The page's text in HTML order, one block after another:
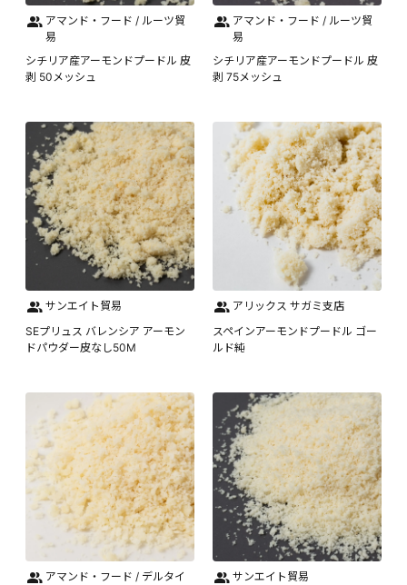
アマンド・フード / ルーツ貿
易
シチリア産アーモンドプードル 皮
剥 50メッシュ
アマンド・フード / ルーツ貿
易
シチリア産アーモンドプードル 皮
剥 75メッシュ
サンエイト貿易
SEプリュス バレンシア アーモン
ドパウダー皮なし50M
アリックス サガミ支店
スペインアーモンドプードル ゴー
ルド純
アマンド・フード / デルタイ
サンエイト貿易